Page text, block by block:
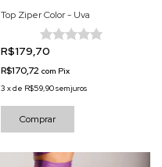
Top Ziper Color - Uva
R$179,70
R$170,72 com Pix
3 xde R$59,90sem juros
Comprar